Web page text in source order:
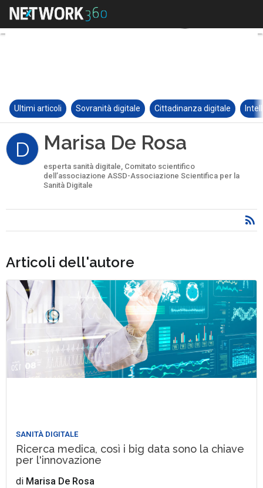
Ultimi articoli Sovranità digitale Cittadinanza digitale
D Marisa De Rosa
esperta sanità digitale, Comitato scientifico
dell’associazione ASSD-Associazione Scientifica per la
Sanità Digitale
Articoli dell'autore
SANITÀ DIGITALE
Ricerca medica, così i big data sono la chiave
per l'innovazione
di Marisa De Rosa